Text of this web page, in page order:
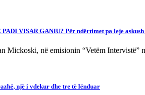
VISAR GANIU? Për ndërtimet pa leje
Mickoski, në emisionin “Vetëm
një i vdekur dhe tre të lënduar